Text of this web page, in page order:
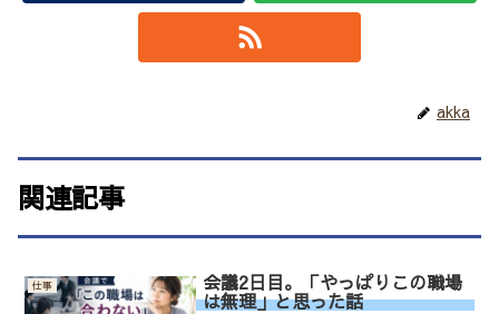
akka
関連記事
仕事 会議2日目。「やっぱりこの職場
は無理」と思った話